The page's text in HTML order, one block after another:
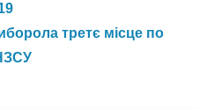
третє місце по